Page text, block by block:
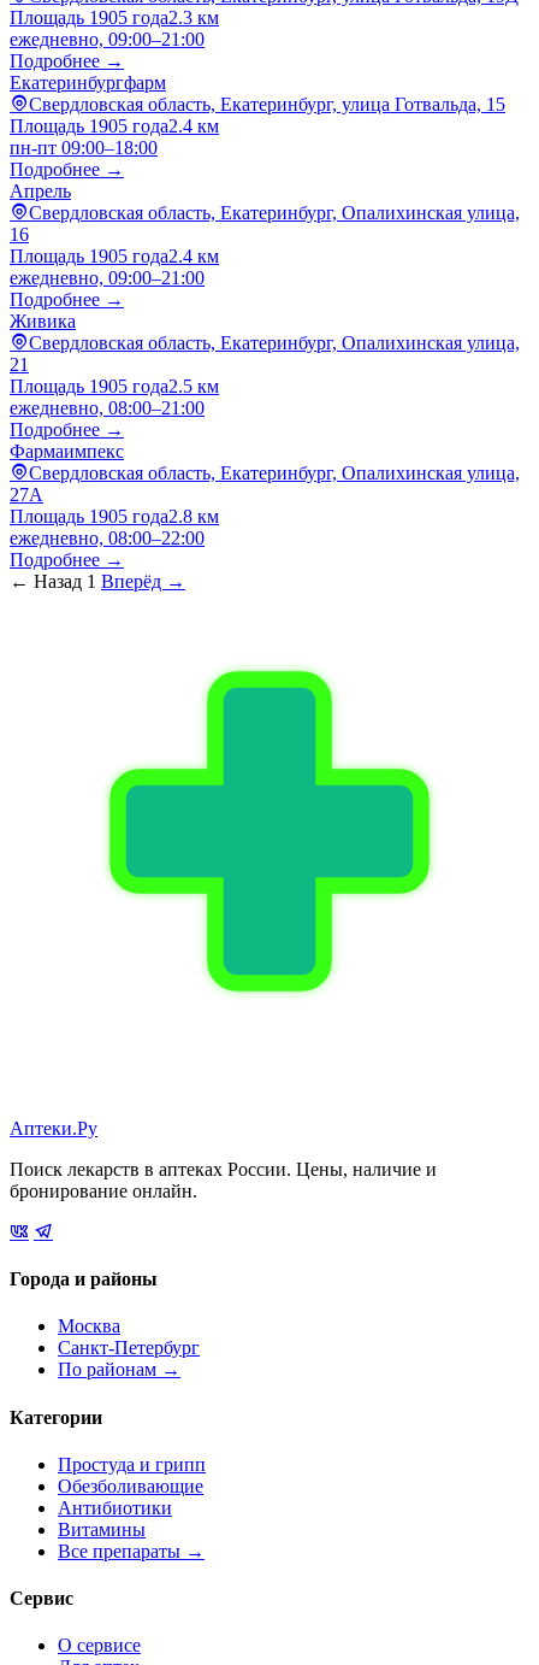
Площадь 1905 года2.3 км
ежедневно, 09:00–21:00
Подробнее →
Екатеринбургфарм
Свердловская область, Екатеринбург, улица Готвальда, 15
Площадь 1905 года2.4 км
пн-пт 09:00–18:00
Подробнее →
Апрель
Свердловская область, Екатеринбург, Опалихинская улица,
16
Площадь 1905 года2.4 км
ежедневно, 09:00–21:00
Подробнее →
Живика
Свердловская область, Екатеринбург, Опалихинская улица,
21
Площадь 1905 года2.5 км
ежедневно, 08:00–21:00
Подробнее →
Фармаимпекс
Свердловская область, Екатеринбург, Опалихинская улица,
27А
Площадь 1905 года2.8 км
ежедневно, 08:00–22:00
Подробнее →
← Назад 1 Вперёд →
Аптеки.Ру
Поиск лекарств в аптеках России. Цены, наличие и
бронирование онлайн.
Города и районы
Москва
Санкт-Петербург
По районам →
Категории
Простуда и грипп
Обезболивающие
Антибиотики
Витамины
Все препараты →
Сервис
О сервисе